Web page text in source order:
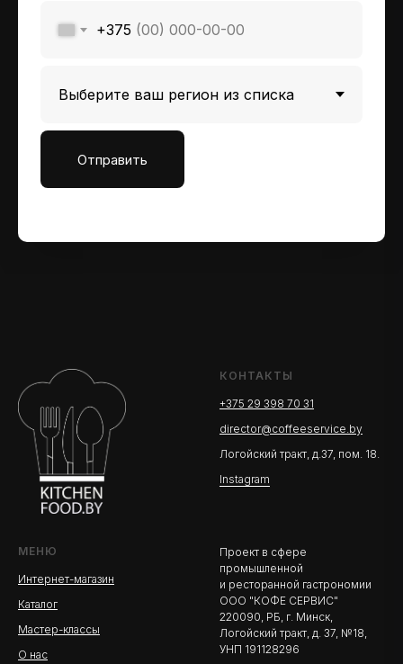
+375
Отправить
КОНТАКТЫ
+375 29 398 70 31
director@coffeeservice.by
Логойский тракт, д.37, пом. 18.
Instagram
МЕНЮ
Интернет-магазин
Каталог
Мастер-классы
О нас
Проект в сфере
промышленной
и ресторанной гастрономии
ООО "КОФЕ СЕРВИС"
220090, РБ, г. Минск,
Логойский тракт, д. 37, №18,
УНП 191128296